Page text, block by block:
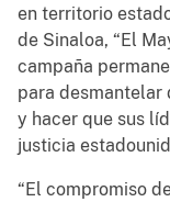
en territorio
de Sinaloa, “El
campaña
para desmantelar
y hacer que sus
justicia
“El compromiso